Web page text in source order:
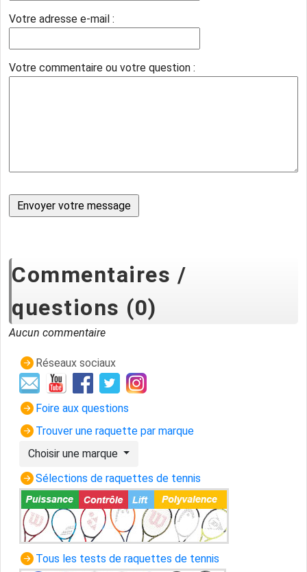
Votre adresse e-mail :
Votre commentaire ou votre question :
Commentaires /
questions (0)
Aucun commentaire
Réseaux sociaux
Foire aux questions
Trouver une raquette par marque
Choisir une marque
Sélections de raquettes de tennis
Tous les tests de raquettes de tennis